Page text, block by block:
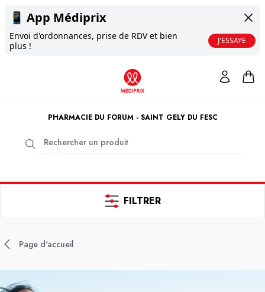
📱 App Médiprix
Envoi d'ordonnances, prise de RDV et bien
plus !
J'ESSAYE
PHARMACIE DU FORUM - SAINT GELY DU FESC
FILTRER
Page d'accueil